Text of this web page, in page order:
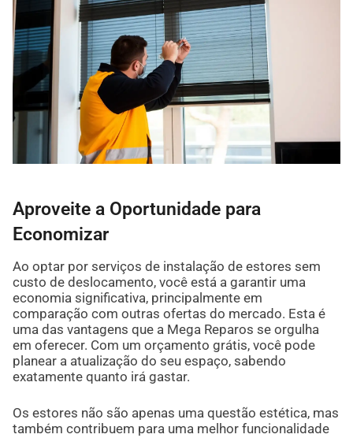
Aproveite a Oportunidade para
Economizar
Ao optar por serviços de instalação de estores sem
custo de deslocamento, você está a garantir uma
economia significativa, principalmente em
comparação com outras ofertas do mercado. Esta é
uma das vantagens que a Mega Reparos se orgulha
em oferecer. Com um orçamento grátis, você pode
planear a atualização do seu espaço, sabendo
exatamente quanto irá gastar.
Os estores não são apenas uma questão estética, mas
também contribuem para uma melhor funcionalidade